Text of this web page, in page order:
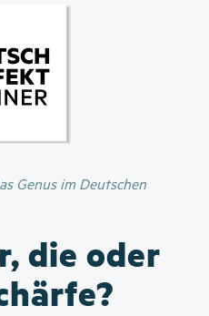
Inhalt
Genus im Deutschen
die oder